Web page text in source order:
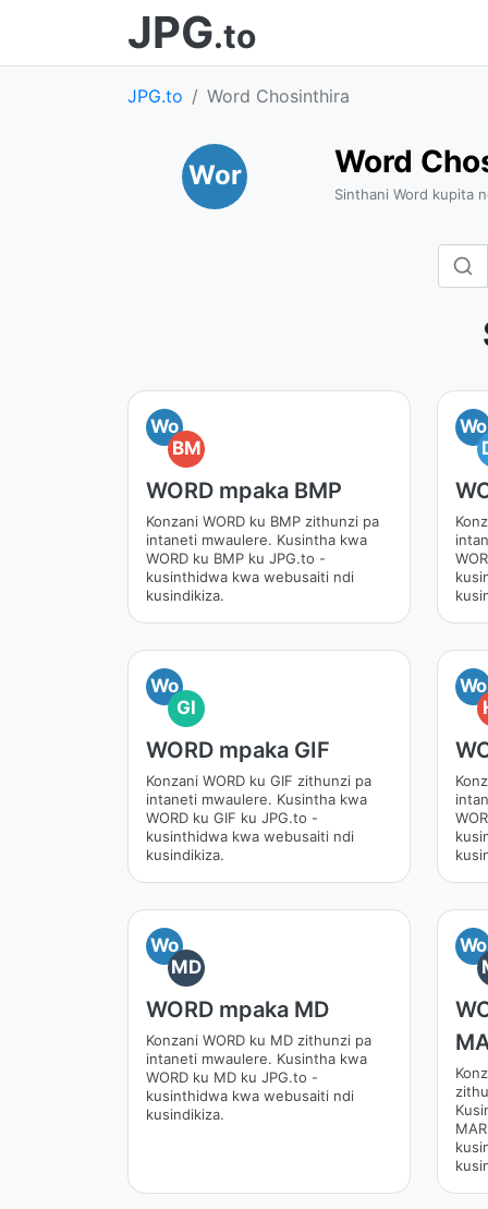
JPG.to
JPG.to Word Chosinthira
Wor Word
Sinthani Word kupita
Wo
BM
WORD mpaka BMP
Konzani WORD ku BMP zithunzi pa
intaneti mwaulere. Kusintha kwa
WORD ku BMP ku JPG.to -
kusinthidwa kwa webusaiti ndi
kusindikiza.
Wo
Wo
GI
WORD mpaka GIF
Konzani WORD ku GIF zithunzi pa
intaneti mwaulere. Kusintha kwa
WORD ku GIF ku JPG.to -
kusinthidwa kwa webusaiti ndi
kusindikiza.
Wo
Wo
MD
WORD mpaka MD
Konzani WORD ku MD zithunzi pa
intaneti mwaulere. Kusintha kwa
WORD ku MD ku JPG.to -
kusinthidwa kwa webusaiti ndi
kusindikiza.
Wo